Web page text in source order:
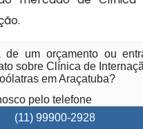
de um orçamento ou
sobre Clínica de
em Araçatuba?
pelo telefone
(11) 99900-2928